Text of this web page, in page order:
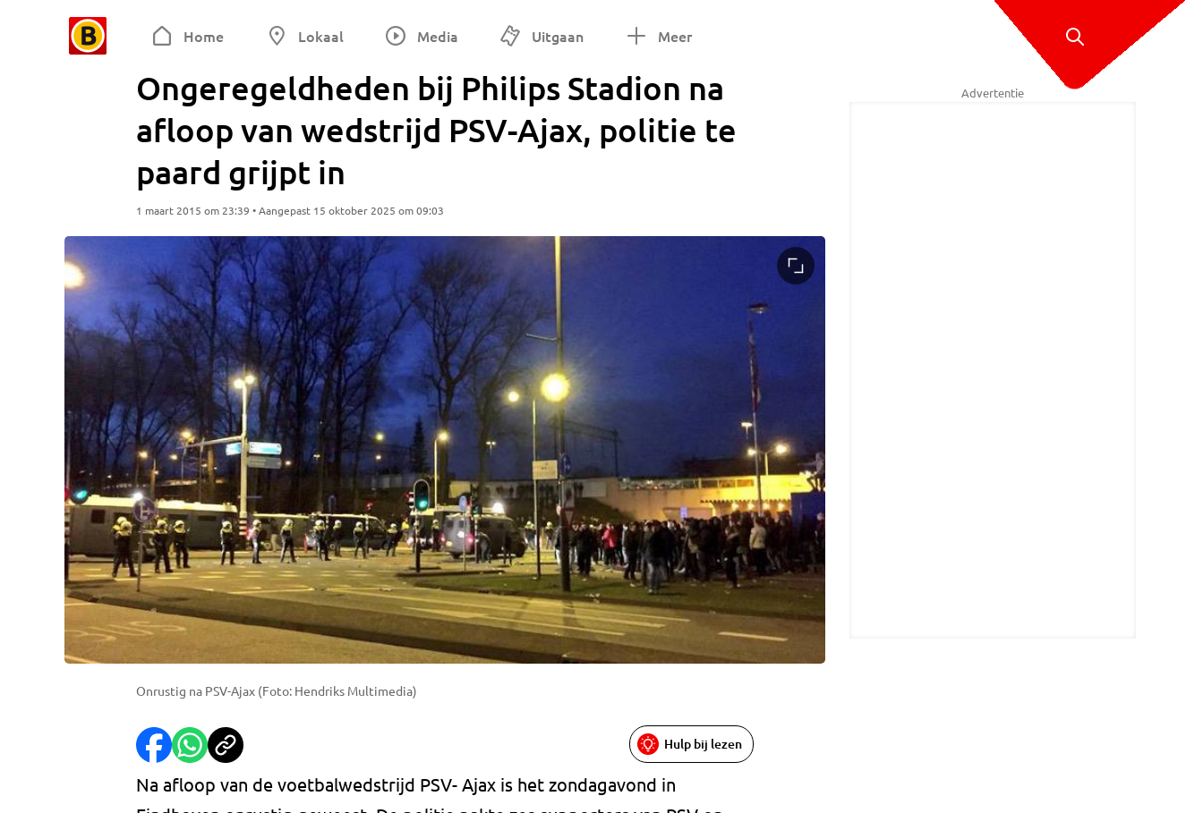
Home Lokaal Media Uitgaan Meer
Ongeregeldheden bij Philips Stadion na
afloop van wedstrijd PSV-Ajax, politie te
paard grijpt in
1 maart 2015 om 23:39 • Aangepast 15 oktober 2025 om 09:03
Onrustig na PSV-Ajax (Foto: Hendriks Multimedia)
Hulp bij lezen
Na afloop van de voetbalwedstrijd PSV- Ajax is het zondagavond in
Advertentie